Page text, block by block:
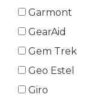
Garmont
GearAid
Gem Trek
Geo Estel
Giro